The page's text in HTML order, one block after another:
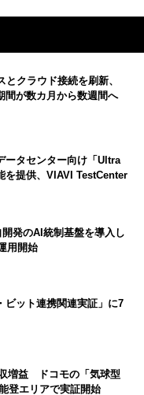
クラウド接続を刷新、
間が数カ月から数週間へ
ータセンター向け「Ultra
を提供、VIAVI TestCenter
発のAI統制基盤を導入し
用開始
ビット連携関連実証」に7
増益 ドコモの「気球型
登エリアで実証開始